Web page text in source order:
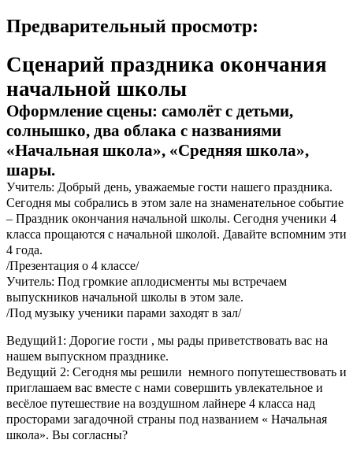
Предварительный просмотр:
Сценарий праздника окончания
начальной школы
Оформление сцены: самолёт с детьми,
солнышко, два облака с названиями
«Начальная школа», «Средняя школа»,
шары.
Учитель: Добрый день, уважаемые гости нашего праздника.
Сегодня мы собрались в этом зале на знаменательное событие
– Праздник окончания начальной школы. Сегодня ученики 4
класса прощаются с начальной школой. Давайте вспомним эти
4 года.
/Презентация о 4 классе/
Учитель: Под громкие аплодисменты мы встречаем
выпускников начальной школы в этом зале.
/Под музыку ученики парами заходят в зал/
Ведущий1: Дорогие гости , мы рады приветствовать вас на
нашем выпускном празднике.
Ведущий 2: Сегодня мы решили немного попутешествовать и
приглашаем вас вместе с нами совершить увлекательное и
весёлое путешествие на воздушном лайнере 4 класса над
просторами загадочной страны под названием « Начальная
школа». Вы согласны?